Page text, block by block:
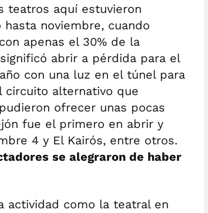
teatros aquí estuvieron
noviembre, cuando
apenas el 30% de la
abrir a pérdida para el
con una luz en el túnel para
circuito alternativo que
ofrecer unas pocas
fue el primero en abrir y
4 y El Kairós, entre otros.
se alegraron de haber
actividad como la teatral en